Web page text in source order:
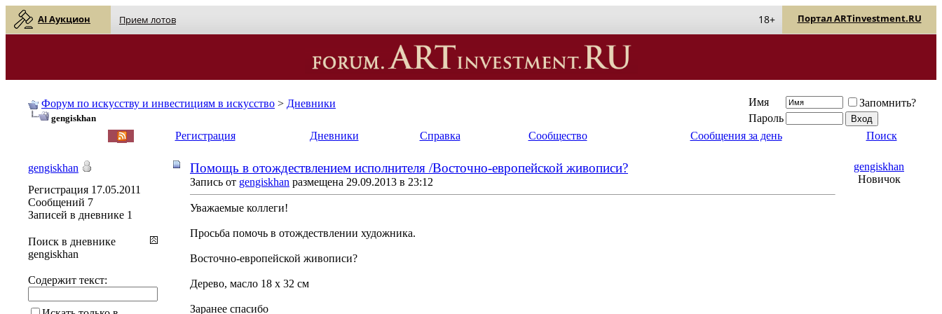
AI Аукцион Прием лотов Портал ARTinvestment.RU
18+
Форум по искусству и инвестициям в искусство > Дневники
gengiskhan
Имя
Запомнить?
Пароль
Регистрация Дневники Справка Сообщество Сообщения за день Поиск
Помощь в отождествлением исполнителя /Восточно-европейской живописи?
Запись от gengiskhan размещена 29.09.2013 в 23:12
Уважаемые коллеги!
Просьба помочь в отождествлении художника.
Восточно-европейской живописи?
Дерево, масло 18 х 32 см
Заранее спасибо
gengiskhan
Новичок
gengiskhan
Регистрация 17.05.2011
Сообщений 7
Записей в дневнике 1
Поиск в дневнике
gengiskhan
Содержит текст: